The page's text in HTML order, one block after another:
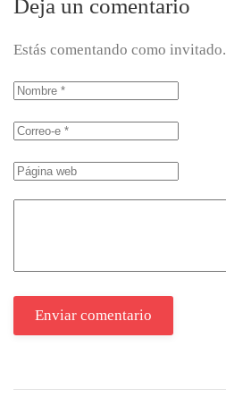
Deja un comentario
Estás comentando como invitado.
Enviar comentario